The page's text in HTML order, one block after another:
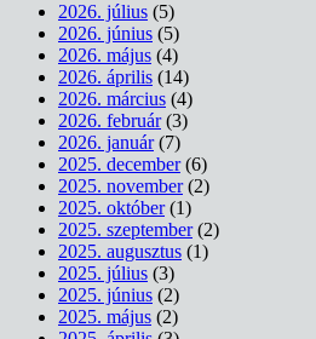
2026. július (5)
2026. június (5)
2026. május (4)
2026. április (14)
2026. március (4)
2026. február(3)
2026. január(7)
2025. december(6)
2025. november(2)
2025. október(1)
2025. szeptember(2)
2025. augusztus (1)
2025. július (3)
2025. június (2)
2025. május (2)